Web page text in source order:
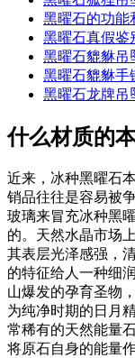
黑曜石的功能
黑曜石真假鉴
黑曜石貔貅吊
黑曜石貔貅手
黑曜石龙牌吊
什么材质的
近来，冰种黑曜石
销品往往是容易被
玻璃来冒充冰种黑
的。天然水晶市场
其表层光泽感强，
的特征给人一种细
山爆发的孕育圣物
为纯净时期的日月
常稀有的天然能量
将原石自身的能量